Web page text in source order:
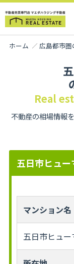
ホーム 広島都市
Real
不動産の相場情報
五日市ヒュ
マンション名
五日市ヒュー